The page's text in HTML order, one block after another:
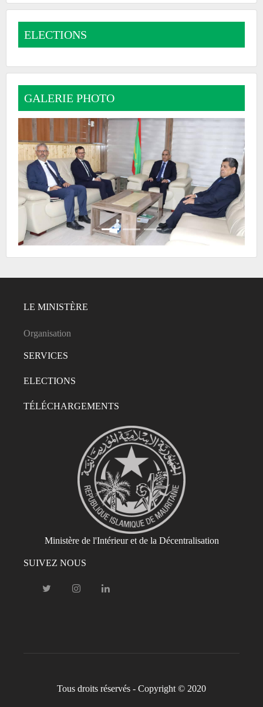
ELECTIONS
GALERIE PHOTO
LE MINISTÈRE
Organisation
SERVICES
ELECTIONS
TÉLÉCHARGEMENTS
Ministère de l'Intérieur et de la Décentralisation
SUIVEZ NOUS
Tous droits réservés - Copyright © 2020